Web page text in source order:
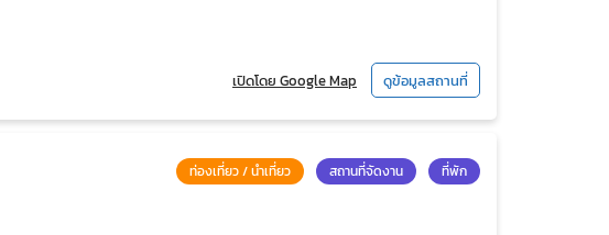
เปิดโดย Google Map ดูข้อมูลสถานที่
ท่องเที่ยว / นำเที่ยว สถานที่จัดงาน ที่พัก